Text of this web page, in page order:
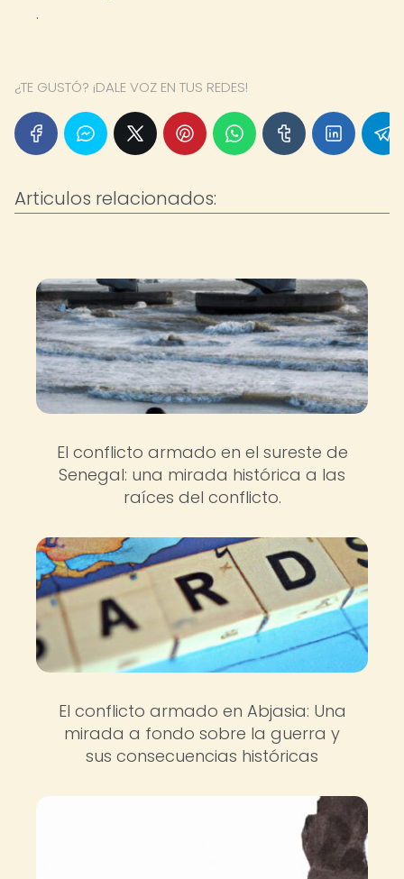
.
¿TE GUSTÓ? ¡DALE VOZ EN TUS REDES!
Articulos relacionados:
El conflicto armado en el sureste de
Senegal: una mirada histórica a las
raíces del conflicto.
El conflicto armado en Abjasia: Una
mirada a fondo sobre la guerra y
sus consecuencias históricas